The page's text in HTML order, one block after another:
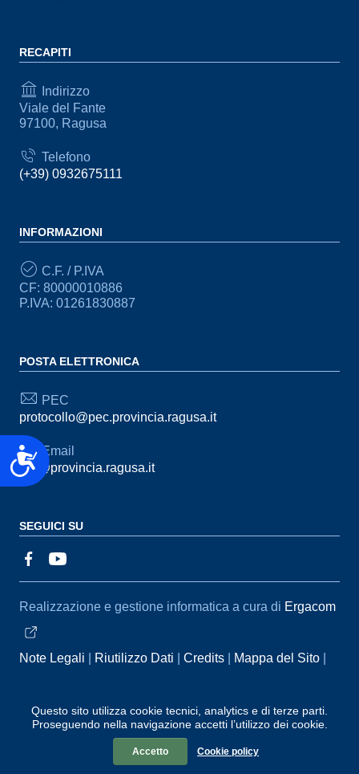
Accessibilità
Questo sito utilizza cookie tecnici, analytics e di terze parti.
Proseguendo nella navigazione accetti l’utilizzo dei cookie.
Accetto Cookie policy
RECAPITI
Indirizzo
Viale del Fante
97100, Ragusa
Telefono
(+39) 0932675111
INFORMAZIONI
C.F. / P.IVA
CF: 80000010886
P.IVA: 01261830887
POSTA ELETTRONICA
PEC
protocollo@pec.provincia.ragusa.it
Email
urp@provincia.ragusa.it
SEGUICI SU
Sezione Link Utili
Realizzazione e gestione informatica a cura di Ergacom
Note Legali Riutilizzo Dati Credits
Mappa del Sito
Segnalazioni
Statistiche accessi
Dichiarazione di
Accessibilità